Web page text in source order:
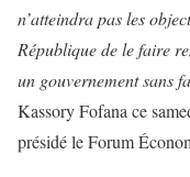
n’atteindra pas les
République de le faire
un gouvernement sans
Kassory Fofana ce
présidé le Forum